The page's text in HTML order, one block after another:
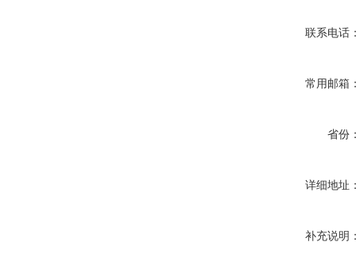
联系电话
常用邮箱
省份
详细地址
补充说明